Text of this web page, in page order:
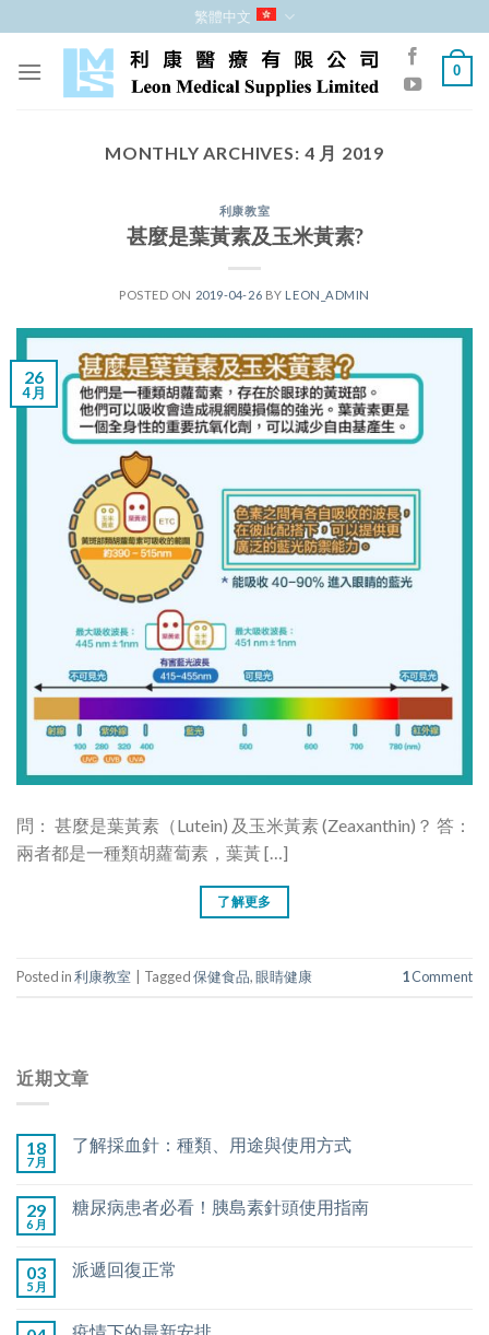
至
繁體中文
0
MONTHLY ARCHIVES: 4 月 2019
利康教室
甚麼是葉黃素及玉米黃素?
POSTED ON 2019-04-26 BY LEON_ADMIN
26
4 月
問： 甚麼是葉黃素（Lutein) 及玉米黃素 (Zeaxanthin)？ 答：
兩者都是一種類胡蘿蔔素，葉黃 […]
了解更多
Posted in利康教室 Tagged保健食品,眼睛健康 1Comment
近期文章
18
7 月
了解採血針：種類、用途與使用方式
29
6 月
糖尿病患者必看！胰島素針頭使用指南
03
5 月
派遞回復正常